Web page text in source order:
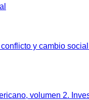
y cambio
volumen 2.